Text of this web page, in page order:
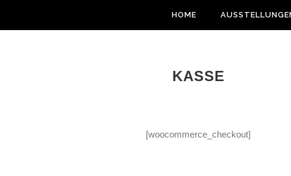
HOME
KASSE
[woocommerce_checkout]